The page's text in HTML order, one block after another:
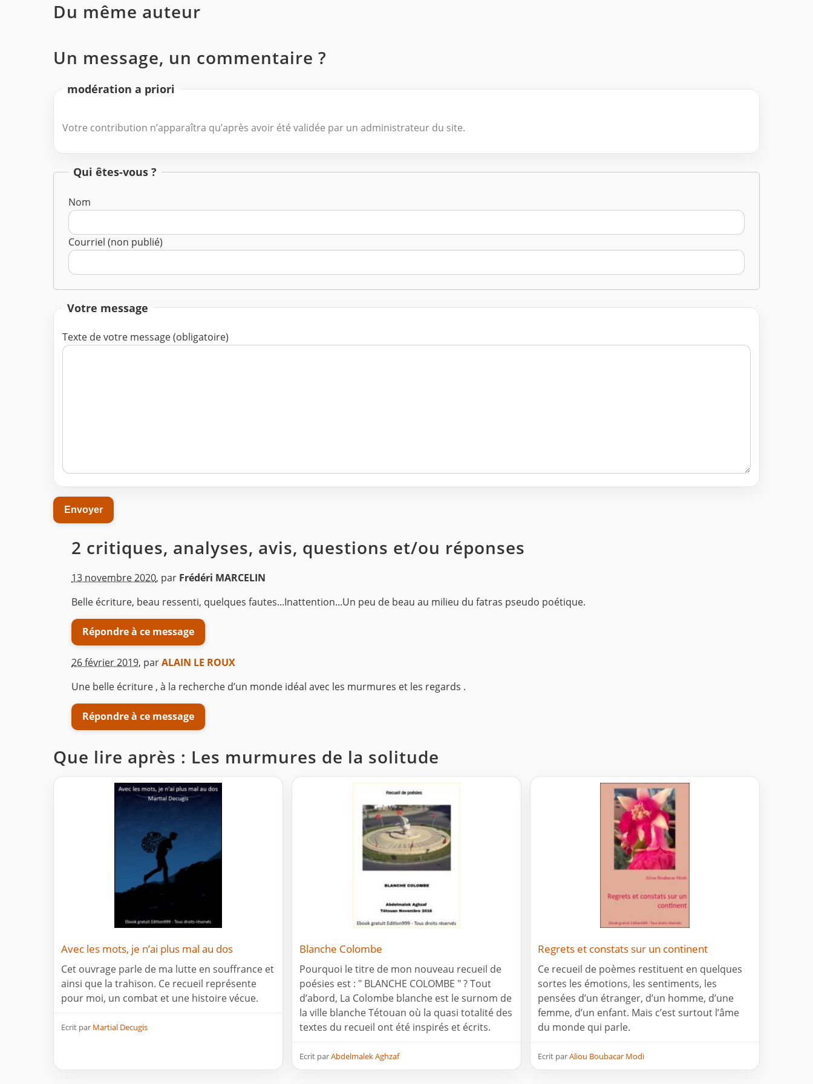
Du même auteur
Un message, un commentaire ?
modération a priori
Votre contribution n’apparaîtra qu’après avoir été validée par un administrateur du site.
Qui êtes-vous ?
Nom
Courriel (non publié)
Votre message
Texte de votre message (obligatoire)
2 critiques, analyses, avis, questions et/ou réponses
13 novembre 2020, par Frédéri MARCELIN
Belle écriture, beau ressenti, quelques fautes...Inattention...Un peu de beau au milieu du fatras pseudo poétique.
Répondre à ce message
26 février 2019, parALAIN LE ROUX
Une belle écriture , à la recherche d’un monde idéal avec les murmures et les regards .
Répondre à ce message
Que lire après : Les murmures de la solitude
Avec les mots, je n’ai plus mal au dos
Cet ouvrage parle de ma lutte en souffrance et
ainsi que la trahison. Ce recueil représente
pour moi, un combat et une histoire vécue.
Ecrit par Martial Decugis
Blanche Colombe
Pourquoi le titre de mon nouveau recueil de
poésies est : " BLANCHE COLOMBE " ? Tout
d’abord, La Colombe blanche est le surnom de
la ville blanche Tétouan où la quasi totalité des
textes du recueil ont été inspirés et écrits.
Ecrit parAbdelmalek Aghzaf
Regrets et constats sur un continent
Ce recueil de poèmes restituent en quelques
sortes les émotions, les sentiments, les
pensées d’un étranger, d’un homme, d’une
femme, d’un enfant. Mais c’est surtout l’âme
du monde qui parle.
Ecrit parAliou Boubacar Modi